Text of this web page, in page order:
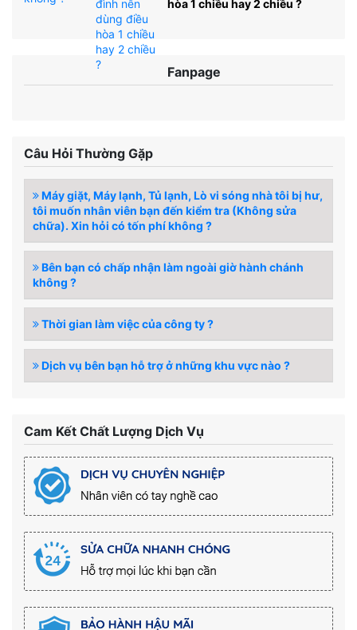
hòa 1 chiều hay 2 chiều ?
Fanpage
Câu Hỏi Thường Gặp
Máy giặt, Máy lạnh, Tủ lạnh, Lò vi sóng nhà tôi bị hư,
tôi muốn nhân viên bạn đến kiểm tra (Không sửa
chữa). Xin hỏi có tốn phí không ?
Bên bạn có chấp nhận làm ngoài giờ hành chánh
không ?
Thời gian làm việc của công ty ?
Dịch vụ bên bạn hỗ trợ ở những khu vực nào ?
Cam Kết Chất Lượng Dịch Vụ